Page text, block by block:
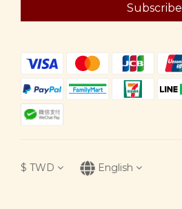
Subscribe
$ TWD English